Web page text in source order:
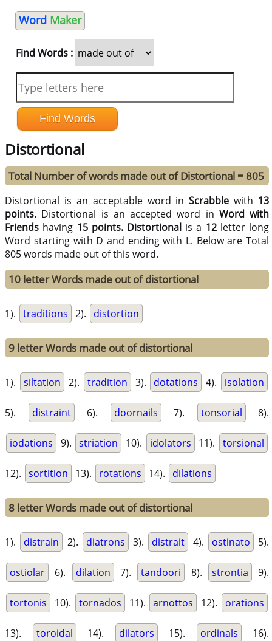
Word Maker
Find Words :
Distortional
Total Number of words made out of Distortional = 805
Distortional is an acceptable word inScrabble with 13
points. Distortional is an accepted word in Word with
Friends having 15 points. Distortional is a 12letter long
Word starting with D and ending with L. Below are Total
805 words made out of this word.
10 letter Words made out of distortional
1). traditions 2). distortion
9 letter Words made out of distortional
1). siltation 2). tradition 3). dotations 4). isolation
5). distraint 6). doornails 7). tonsorial 8).
iodations 9). striation 10). idolators 11). torsional
12). sortition 13). rotations 14). dilations
8 letter Words made out of distortional
1). distrain 2). diatrons 3). distrait 4). ostinato 5).
ostiolar 6). dilation 7). tandoori 8). strontia 9).
tortonis 10). tornados 11). arnottos 12). orations
13). toroidal 14). dilators 15). ordinals 16).